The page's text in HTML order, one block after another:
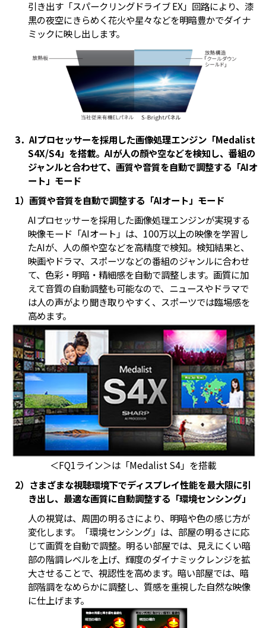
引き出す「スパークリングドライブ EX」回路により、漆
黒の夜空にきらめく花火や星々などを明暗豊かでダイナ
ミックに映し出します。
3．AIプロセッサーを採用した画像処理エンジン「Medalist
S4X/S4」を搭載。AIが人の顔や空などを検知し、番組の
ジャンルと合わせて、画質や音質を自動で調整する「AIオ
ート」モード
1）画質や音質を自動で調整する「AIオート」モード
AIプロセッサーを採用した画像処理エンジンが実現する
映像モード「AIオート」は、100万以上の映像を学習し
たAIが、人の顔や空などを高精度で検知。検知結果と、
映画やドラマ、スポーツなどの番組のジャンルに合わせ
て、色彩・明暗・精細感を自動で調整します。画質に加
えて音質の自動調整も可能なので、ニュースやドラマで
は人の声がより聞き取りやすく、スポーツでは臨場感を
高めます。
＜FQ1ライン＞は「Medalist S4」を搭載
2）さまざまな視聴環境下でディスプレイ性能を最大限に引
き出し、最適な画質に自動調整する「環境センシング」
人の視覚は、周囲の明るさにより、明暗や色の感じ方が
変化します。「環境センシング」は、部屋の明るさに応
じて画質を自動で調整。明るい部屋では、見えにくい暗
部の階調レベルを上げ、輝度のダイナミックレンジを拡
大させることで、視認性を高めます。暗い部屋では、暗
部階調をなめらかに調整し、質感を重視した自然な映像
に仕上げます。